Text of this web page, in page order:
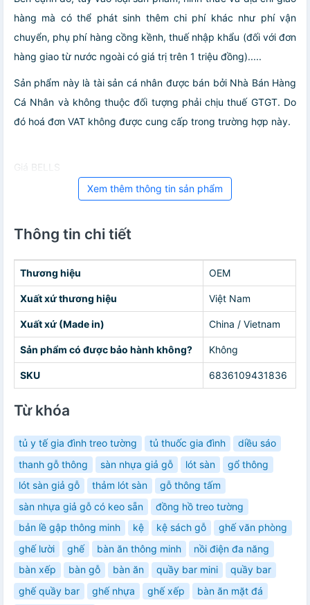
hàng mà có thể phát sinh thêm chi phí khác như phí vận
chuyển, phụ phí hàng cồng kềnh, thuế nhập khẩu (đối với đơn
hàng giao từ nước ngoài có giá trị trên 1 triệu đồng).....
Sản phẩm này là tài sản cá nhân được bán bởi Nhà Bán Hàng
Cá Nhân và không thuộc đối tượng phải chịu thuế GTGT. Do
đó hoá đơn VAT không được cung cấp trong trường hợp này.
Giá BELLS
Xem thêm thông tin sản phẩm
Thông tin chi tiết
Thương hiệu OEM
Xuất xứ thương hiệu Việt Nam
Xuất xứ (Made in) China / Vietnam
Sản phẩm có được bảo hành không? Không
SKU 6836109431836
Từ khóa
tủ y tế gia đình treo tường tủ thuốc gia đình
diều sáo
thanh gỗ thông
sàn nhựa giả gỗ lót sàn
gổ thông
lót sàn giả gỗ
thảm lót sàn
gỗ thông tấm
sàn nhựa giả gỗ có keo sẵn
đồng hồ treo tường
bản lề gập thông minh
kệ kệ sách gỗ
ghế văn phòng
ghế lười
ghế bàn ăn thông minh
nồi điện đa năng
bàn xếp
bàn gỗ bàn ăn quầy bar mini
quầy bar
ghế quầy bar
ghế nhựa ghế xếp
bàn ăn mặt đá